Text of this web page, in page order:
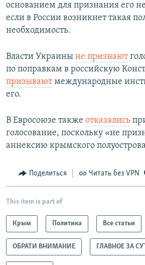
основанием для признания его
если в России возникнет такая
необходимость.
Власти Украины не признают
по поправкам в российскую
призываютмеждународные
его.
В Евросоюзе также отказались
голосование, поскольку «не
аннексию крымского
Поделиться Читать без VPN
This item is part of
Крым Политика Все статьи
ОБРАТИ ВНИМАНИЕ ГЛАВНОЕ ЗА